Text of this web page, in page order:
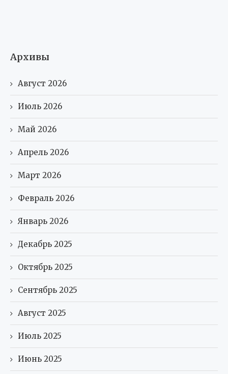
Архивы
Август 2026
Июль 2026
Май 2026
Апрель 2026
Март 2026
Февраль 2026
Январь 2026
Декабрь 2025
Октябрь 2025
Сентябрь 2025
Август 2025
Июль 2025
Июнь 2025